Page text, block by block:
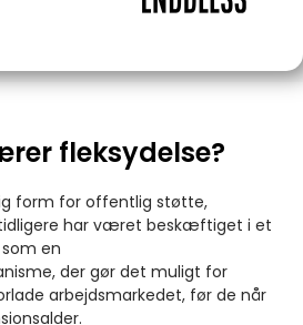
fleksydelse?
form for offentlig støtte,
har været beskæftiget i et
en
der gør det muligt for
arbejdsmarkedet, før de når